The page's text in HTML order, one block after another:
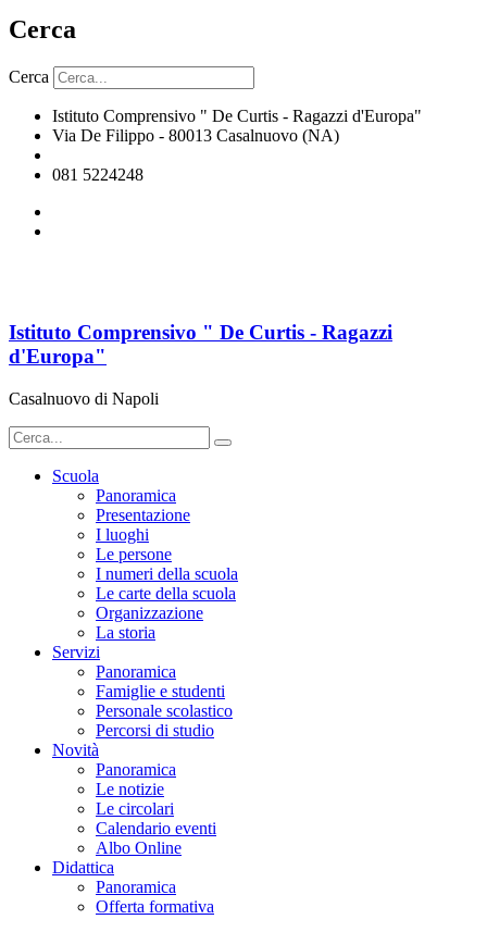
Cerca
Cerca
Istituto Comprensivo " De Curtis - Ragazzi d'Europa"
Via De Filippo - 80013 Casalnuovo (NA)
081 5224248
Istituto Comprensivo " De Curtis - Ragazzi
d'Europa"
Casalnuovo di Napoli
Scuola
Panoramica
Presentazione
I luoghi
Le persone
I numeri della scuola
Le carte della scuola
Organizzazione
La storia
Servizi
Panoramica
Famiglie e studenti
Personale scolastico
Percorsi di studio
Novità
Panoramica
Le notizie
Le circolari
Calendario eventi
Albo Online
Didattica
Panoramica
Offerta formativa